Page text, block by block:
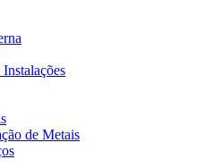
de Metais